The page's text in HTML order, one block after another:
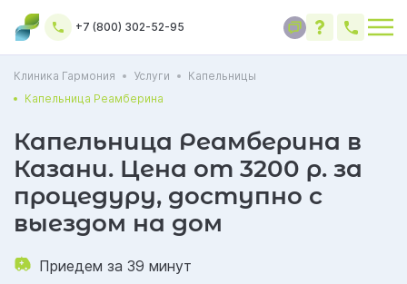
+7 (800) 302-52-95
Клиника Гармония Услуги
Капельницы
Капельница Реамберина
Капельница Реамберина в
Казани. Цена от 3200 р. за
процедуру, доступно с
выездом на дом
Приедем за 39 минут